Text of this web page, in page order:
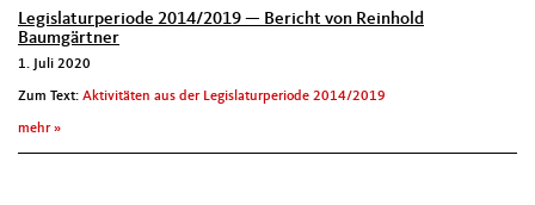
Legislaturperiode 2014/2019 — Bericht von Reinhold
Baumgärtner
1. Juli 2020
Zum Text: Aktivitäten aus der Legislaturperiode 2014/2019
mehr